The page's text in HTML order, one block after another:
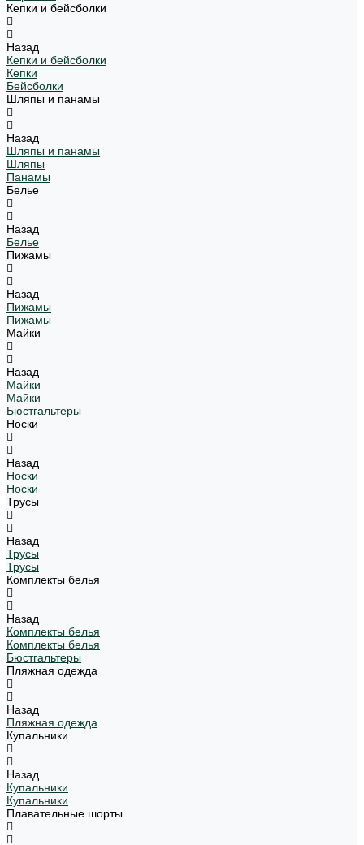
Кепки и бейсболки
Назад
Кепки и бейсболки
Кепки
Бейсболки
Шляпы и панамы
Назад
Шляпы и панамы
Шляпы
Панамы
Белье
Назад
Белье
Пижамы
Назад
Пижамы
Пижамы
Майки
Назад
Майки
Майки
Бюстгальтеры
Носки
Назад
Носки
Носки
Трусы
Назад
Трусы
Трусы
Комплекты белья
Назад
Комплекты белья
Комплекты белья
Бюстгальтеры
Пляжная одежда
Назад
Пляжная одежда
Купальники
Назад
Купальники
Купальники
Плавательные шорты